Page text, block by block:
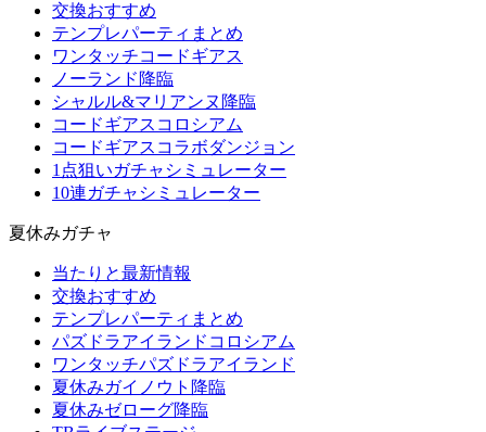
交換おすすめ
テンプレパーティまとめ
ワンタッチコードギアス
ノーランド降臨
シャルル&マリアンヌ降臨
コードギアスコロシアム
コードギアスコラボダンジョン
1点狙いガチャシミュレーター
10連ガチャシミュレーター
夏休みガチャ
当たりと最新情報
交換おすすめ
テンプレパーティまとめ
パズドラアイランドコロシアム
ワンタッチパズドラアイランド
夏休みガイノウト降臨
夏休みゼローグ降臨